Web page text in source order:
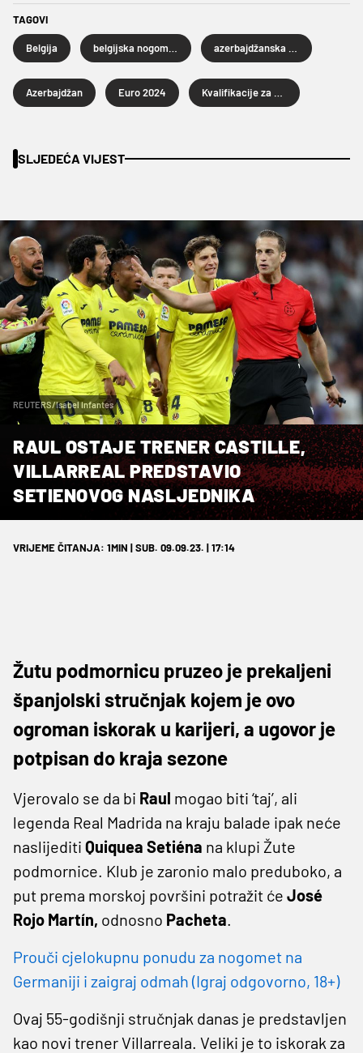
TAGOVI
Belgija
Azerbajdžan Euro 2024
SLJEDEĆA VIJEST
REUTERS/Isabel Infantes
RAUL OSTAJE TRENER CASTILLE,
VILLARREAL PREDSTAVIO
SETIENOVOG NASLJEDNIKA
VRIJEME ČITANJA: 1MIN | SUB. 09.09.23. | 17:14
Žutu podmornicu pruzeo je prekaljeni
španjolski stručnjak kojem je ovo
ogroman iskorak u karijeri, a ugovor je
potpisan do kraja sezone
Vjerovalo se da bi Raul mogao biti ‘taj’, ali
legenda Real Madrida na kraju balade ipak neće
naslijediti Quiquea Setiéna na klupi Žute
podmornice. Klub je zaronio malo preduboko, a
put prema morskoj površini potražit će José
Rojo Martín, odnosno Pacheta.
Prouči cjelokupnu ponudu za nogomet na
Germaniji i zaigraj odmah (Igraj odgovorno, 18+)
Ovaj 55-godišnji stručnjak danas je predstavljen
kao novi trener Villarreala. Veliki je to iskorak za